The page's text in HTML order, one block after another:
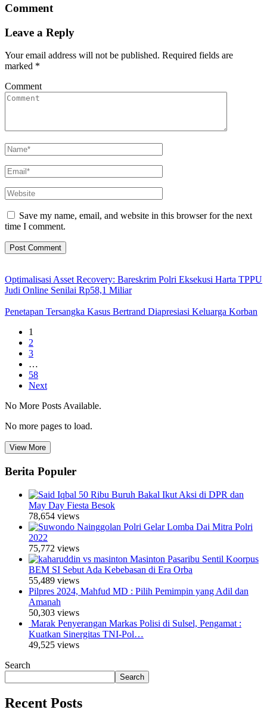
Comment
Leave a Reply
Your email address will not be published. Required fields are
marked *
Comment
Save my name, email, and website in this browser for the next
time I comment.
Optimalisasi Asset Recovery: Bareskrim Polri Eksekusi Harta TPPU
Judi Online Senilai Rp58,1 Miliar
Penetapan Tersangka Kasus Bertrand Diapresiasi Keluarga Korban
1
2
3
…
58
Next
No More Posts Available.
No more pages to load.
View More
Berita Populer
50 Ribu Buruh Bakal Ikut Aksi di DPR dan
May Day Fiesta Besok
78,654 views
Polri Gelar Lomba Dai Mitra Polri
2022
75,772 views
Masinton Pasaribu Sentil Koorpus
BEM SI Sebut Ada Kebebasan di Era Orba
55,489 views
Pilpres 2024, Mahfud MD : Pilih Pemimpin yang Adil dan
Amanah
50,303 views
Marak Penyerangan Markas Polisi di Sulsel, Pengamat :
Kuatkan Sinergitas TNI-Pol…
49,525 views
Search
Search
Recent Posts